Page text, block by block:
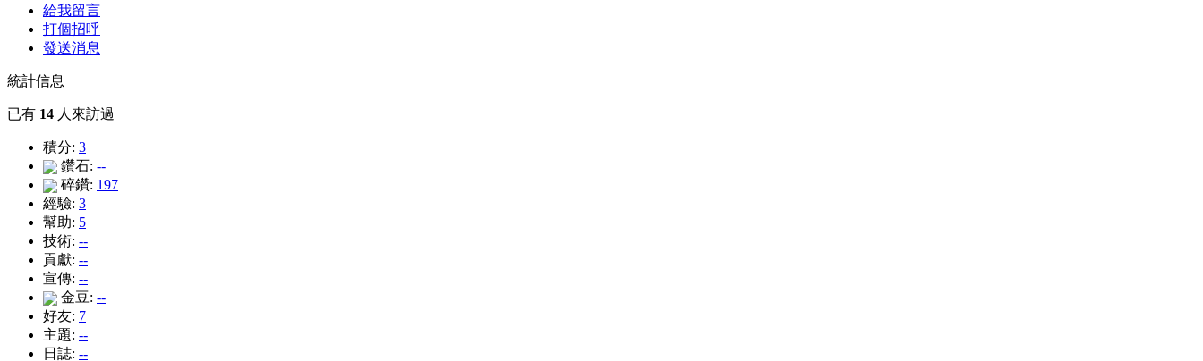
給我留言
打個招呼
發送消息
統計信息
已有 14 人來訪過
積分: 3
鑽石: --
碎鑽: 197
經驗: 3
幫助: 5
技術: --
貢獻: --
宣傳: --
金豆: --
好友: 7
主題: --
日誌: --